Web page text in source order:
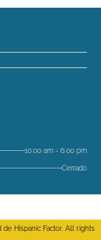
10:00 am - 6:00 pm
Cerrado
Hispanic Factor. All rights